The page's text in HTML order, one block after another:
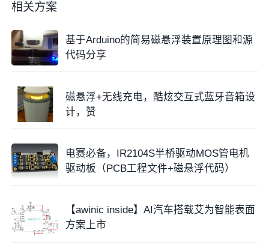
相关方案
基于Arduino的简易磁悬浮装置原理图和源
代码分享
磁悬浮+无线充电，酷炫交互式蓝牙音箱设
计，赞
电赛必备，IR2104S半桥驱动MOS管电机
驱动板（PCB工程文件+磁悬浮代码）
【awinic inside】AI汽车搭载艾为智能表面
方案上市